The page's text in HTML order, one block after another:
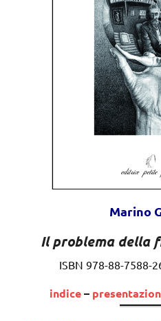
Marino
Il problema della
ISBN 978-88-7588-
indice–